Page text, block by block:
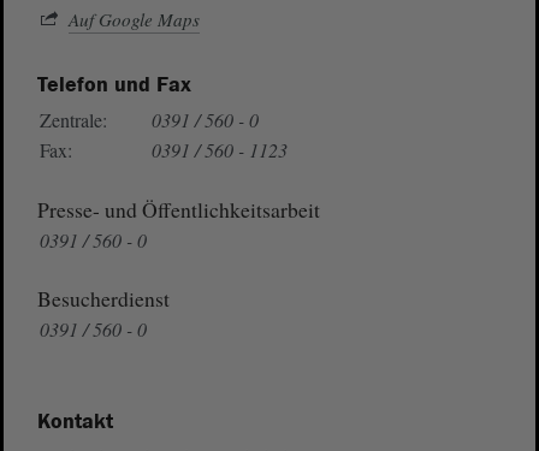
Auf Google Maps
Telefon und Fax
Zentrale:
0391 / 560 - 0
Fax:
0391 / 560 - 1123
Presse- und Öffentlichkeitsarbeit
0391 / 560 - 0
Besucherdienst
0391 / 560 - 0
Kontakt